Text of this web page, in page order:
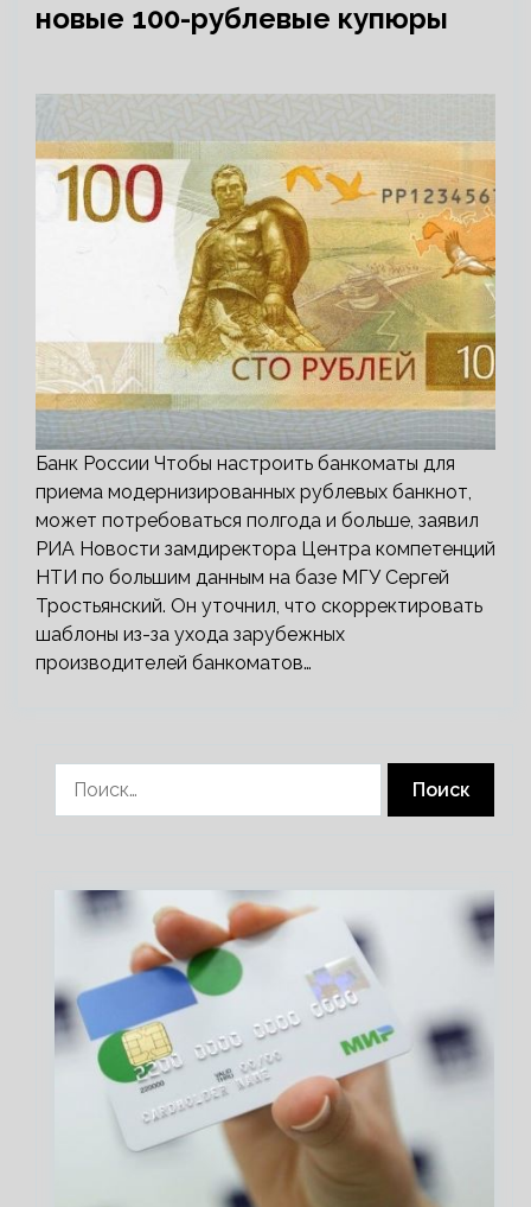
новые 100-рублевые купюры
Банк России Чтобы настроить банкоматы для
приема модернизированных рублевых банкнот,
может потребоваться полгода и больше, заявил
РИА Новости замдиректора Центра компетенций
НТИ по большим данным на базе МГУ Сергей
Тростьянский. Он уточнил, что скорректировать
шаблоны из-за ухода зарубежных
производителей банкоматов…